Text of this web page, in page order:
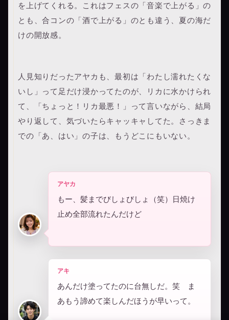
を上げてくれる。これはフェスの「音楽で上がる」の
とも、合コンの「酒で上がる」のとも違う、夏の海だ
けの開放感。
人見知りだったアヤカも、最初は「わたし濡れたくな
いし」って足だけ浸かってたのが、リカに水かけられ
て、「ちょっと！リカ最悪！」って言いながら、結局
やり返して、気づいたらキャッキャしてた。さっきま
での「あ、はい」の子は、もうどこにもいない。
アヤカ
もー、髪までびしょびしょ（笑）日焼け
止め全部流れたんだけど
アキ
あんだけ塗ってたのに台無しだ。笑 ま
あもう諦めて楽しんだほうが早いって。